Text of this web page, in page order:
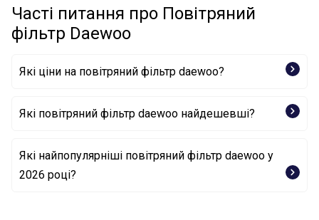
Часті питання про Повітряний
фільтр Daewoo
Які ціни на повітряний фільтр daewoo?
Які повітряний фільтр daewoo найдешевші?
Які найпопулярніші повітряний фільтр daewoo у
2026 році?